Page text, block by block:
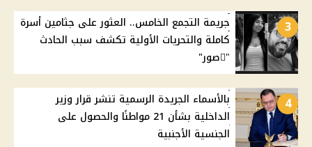
3
جريمة التجمع الخامس.. العثور على جثامين أسرة
كاملة والتحريات الأولية تكشف سبب الحادث
"ًصور"
4
بالأسماء الجريدة الرسمية تنشر قرار وزير
الداخلية بشأن 21 مواطنًا والحصول على
الجنسية الأجنبية